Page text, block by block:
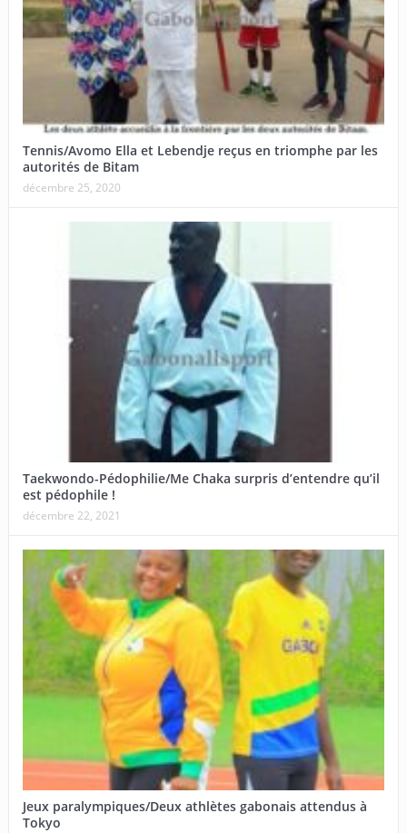
Tennis/Avomo Ella et Lebendje reçus en triomphe par les
autorités de Bitam
décembre 25, 2020
Taekwondo-Pédophilie/Me Chaka surpris d’entendre qu’il
est pédophile !
décembre 22, 2021
Jeux paralympiques/Deux athlètes gabonais attendus à
Tokyo